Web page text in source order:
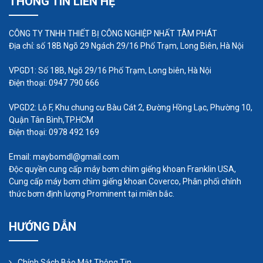
phần của quy trình sấy khô pho mát và các sản
Xử lý chất thải lò đốt
Việc sử dụng điển hình để đốt là xử lý chất thải
được thiết kế để đáp ứng các yêu cầu về thể tích
và áp suất khí của lò đốt. Một hệ thống gió cưỡng
bức đưa không khí vào lò đốt thông qua việc sử
CÔNG TY TNHH THIẾT BỊ CÔNG NGHIỆP NHẤT TÂM PHÁT
Địa chỉ: số 18B Ngõ 29 Ngách 29/16 Phố Trạm, Long Biên, Hà Nội
VPGD1: Số 18B, Ngõ 29/16 Phố Trạm, Long biên, Hà Nội
Điện thoại: 0947 790 666
VPGD2: Lô F, Khu chung cư Bàu Cát 2, Đường Hồng Lạc, Phường 10,
Quận Tân Bình,TP.HCM
Điện thoại: 0978 492 169
Email: maybomdl@gmail.com
Độc quyền cung cấp máy bơm chìm giếng khoan Franklin USA,
Cung cấp máy bơm chìm giếng khoan Coverco, Phân phối chính
thức bơm định lượng Prominent tại miền bắc.
HƯỚNG DẪN